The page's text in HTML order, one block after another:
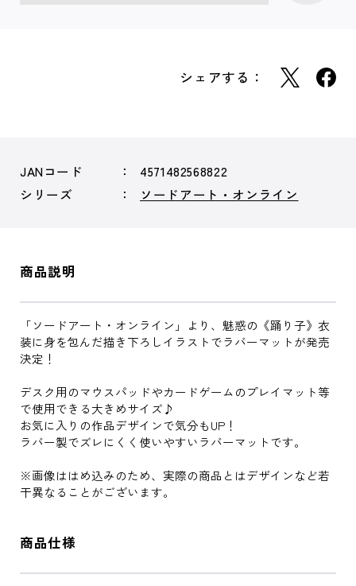
シェアする：
JANコード
4571482568822
シリーズ
ソードアート・オンライン
商品説明
「ソードアート・オンライン」より、魅惑の《踊り子》衣
装に身を包んだ描き下ろしイラストでラバーマットが発売
決定！
デスク用のマウスパッドやカードゲームのプレイマット等
で使用できる大きめサイズ♪
お気に入りの作品デザインで気分もUP！
ラバー製でズレにくく使いやすいラバーマットです。
※画像ははめ込みのため、実際の商品とはデザインなど若
干異なることがございます。
商品仕様